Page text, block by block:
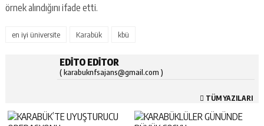
örnek alındığını ifade etti.
en iyi üniversite Karabük kbü
EDITO EDITOR
( karabuknfsajans@gmail.com )
TÜM YAZILARI